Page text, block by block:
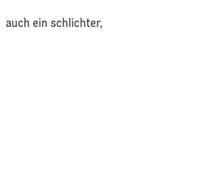
ein schlichter,